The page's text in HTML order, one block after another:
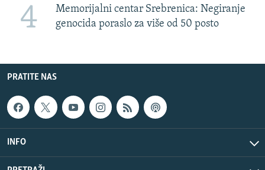
4
Memorijalni centar Srebrenica: Negiranje
genocida poraslo za više od 50 posto
PRATITE NAS
INFO